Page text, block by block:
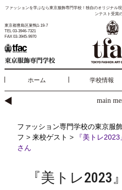
ファッションを学ぶなら東京服飾専門学校！独自のオリジナル
ンテスト受賞
東京都豊島区巣鴨1-19-7
TEL 03-3946-7321
FAX 03-3945-9970
ホーム 学校情報
main
ファッション専門学校の東京服
フ > 来校ゲスト >
『美トレ
さん
『美トレ